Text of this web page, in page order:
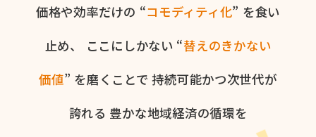
価格や​効率だけの​ “コモディティ化” を​食い​
止め、
ここに​しかない​ “替えの​きかない​
価値” を​磨く​ことで 持続可能かつ次世代が​
誇れる 豊かな​地域経済の​循環を​